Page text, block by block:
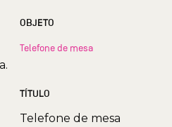
OBJETO
Telefone de mesa
TÍTULO
Telefone de mesa